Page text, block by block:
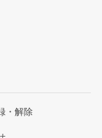
・解除